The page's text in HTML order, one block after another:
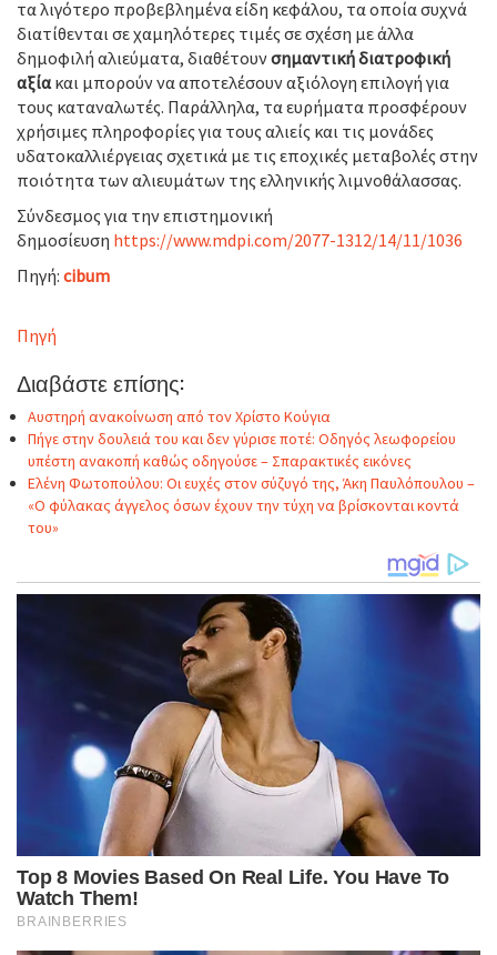
τα λιγότερο προβεβλημένα είδη κεφάλου, τα οποία συχνά
διατίθενται σε χαμηλότερες τιμές σε σχέση με άλλα
δημοφιλή αλιεύματα, διαθέτουνσημαντική διατροφική
αξίακαι μπορούν να αποτελέσουν αξιόλογη επιλογή για
τους καταναλωτές. Παράλληλα, τα ευρήματα προσφέρουν
χρήσιμες πληροφορίες για τους αλιείς και τις μονάδες
υδατοκαλλιέργειας σχετικά με τις εποχικές μεταβολές στην
ποιότητα των αλιευμάτων της ελληνικής λιμνοθάλασσας.
Σύνδεσμος για την επιστημονική
δημοσίευση https://www.mdpi.com/2077-1312/14/11/1036
Πηγή: cibum
Πηγή
Διαβάστε επίσης:
Αυστηρή ανακοίνωση από τον Χρίστο Κούγια
Πήγε στην δουλειά του και δεν γύρισε ποτέ: Οδηγός λεωφορείου
υπέστη ανακοπή καθώς οδηγούσε – Σπαρακτικές εικόνες
Ελένη Φωτοπούλου: Οι ευχές στον σύζυγό της, Άκη Παυλόπουλου –
«Ο φύλακας άγγελος όσων έχουν την τύχη να βρίσκονται κοντά
του»